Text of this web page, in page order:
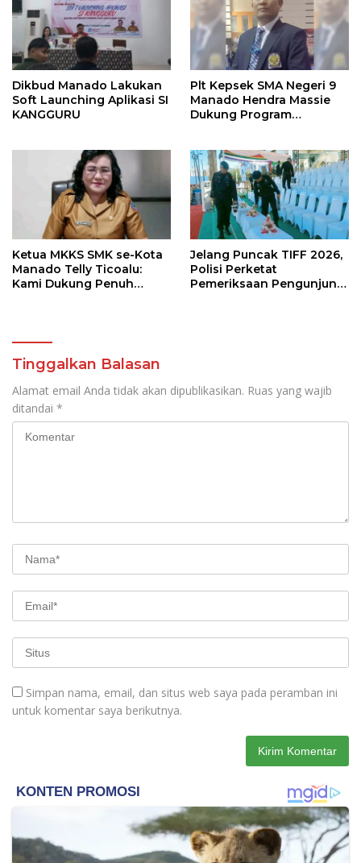
Dikbud Manado Lakukan
Soft Launching Aplikasi SI
KANGGURU
Plt Kepsek SMA Negeri 9
Manado Hendra Massie
Dukung Program
Ketua MKKS SMK se-Kota
Manado Telly Ticoalu:
Kami Dukung Penuh
Jelang Puncak TIFF 2026,
Polisi Perketat
Pemeriksaan Pengunjung
Tinggalkan Balasan
Alamat email Anda tidak akan dipublikasikan. Ruas yang wajib
ditandai *
Simpan nama, email, dan situs web saya pada peramban ini
untuk komentar saya berikutnya.